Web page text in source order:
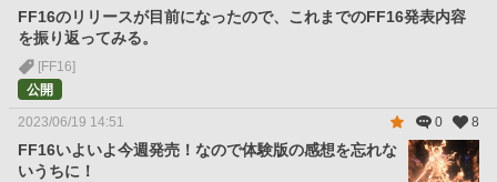
FF16のリリースが目前になったので、これまでのFF16発表内容
を振り返ってみる。
[FF16]
公開
2023/06/19 14:51 0 8
FF16いよいよ今週発売！なので体験版の感想を忘れな
いうちに！